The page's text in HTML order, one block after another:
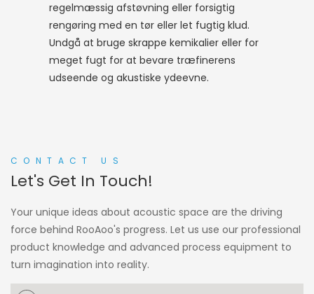
regelmæssig afstøvning eller forsigtig
rengøring med en tør eller let fugtig klud.
Undgå at bruge skrappe kemikalier eller for
meget fugt for at bevare træfinerens
udseende og akustiske ydeevne.
CONTACT US
Let's Get In Touch!
Your unique ideas about acoustic space are the driving
force behind RooAoo's progress. Let us use our professional
product knowledge and advanced process equipment to
turn imagination into reality.